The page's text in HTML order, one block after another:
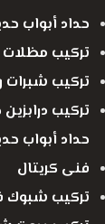
حداد أبواب حديد
تركيب مظلات
تركيب شبرات
تركيب درابزين
فنى كريتال
تركيب شبوك في دبي